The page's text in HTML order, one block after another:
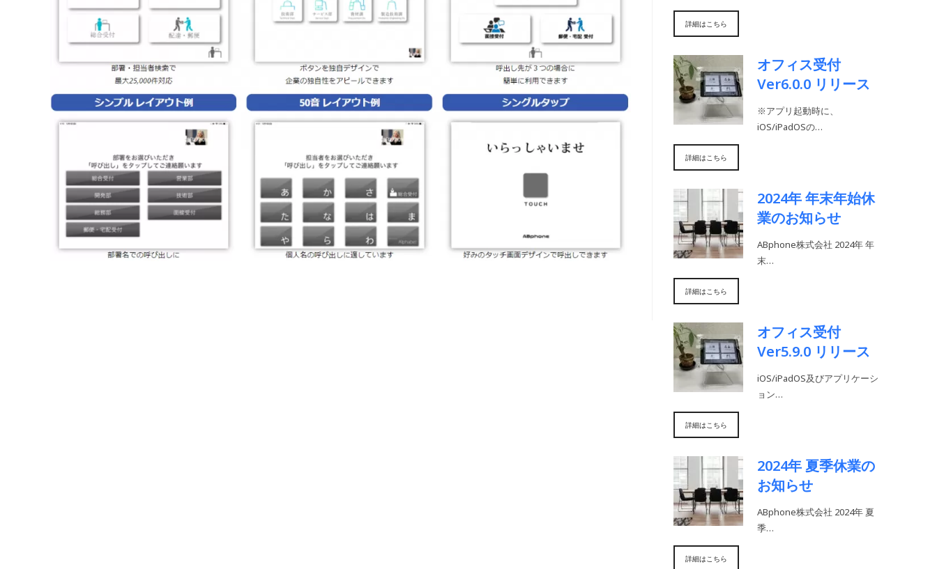
詳細はこちら
オフィス受付
Ver6.0.0 リリース
※アプリ起動時に、
iOS/iPadOSの…
詳細はこちら
2024年 年末年始休
業のお知らせ
ABphone株式会社 2024年 年
末…
詳細はこちら
オフィス受付
Ver5.9.0 リリース
iOS/iPadOS及びアプリケーシ
ョン…
詳細はこちら
2024年 夏季休業の
お知らせ
ABphone株式会社 2024年 夏
季…
詳細はこちら